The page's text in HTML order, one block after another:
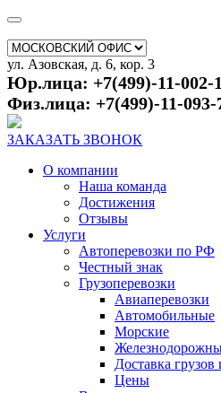
ул. Азовская, д. 6, кор. 3
Юр.лица: +7(499)-11-002-
Физ.лица: +7(499)-11-093-
ЗАКАЗАТЬ ЗВОНОК
О компании
Наша команда
Достижения
Отзывы
Услуги
Автоперевозки по РФ
Честный знак
Грузоперевозки
Авиаперевозки
Автомобильные
Морские
Доставка грузов
Цены